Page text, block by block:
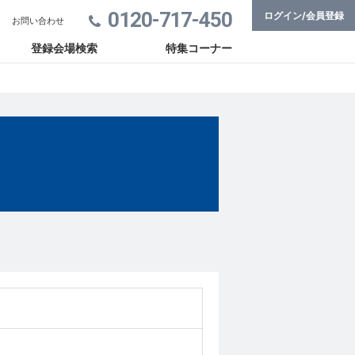
0120-717-450
登録会場検索 特集コーナー
お問い合わせ ログイン/会員登録